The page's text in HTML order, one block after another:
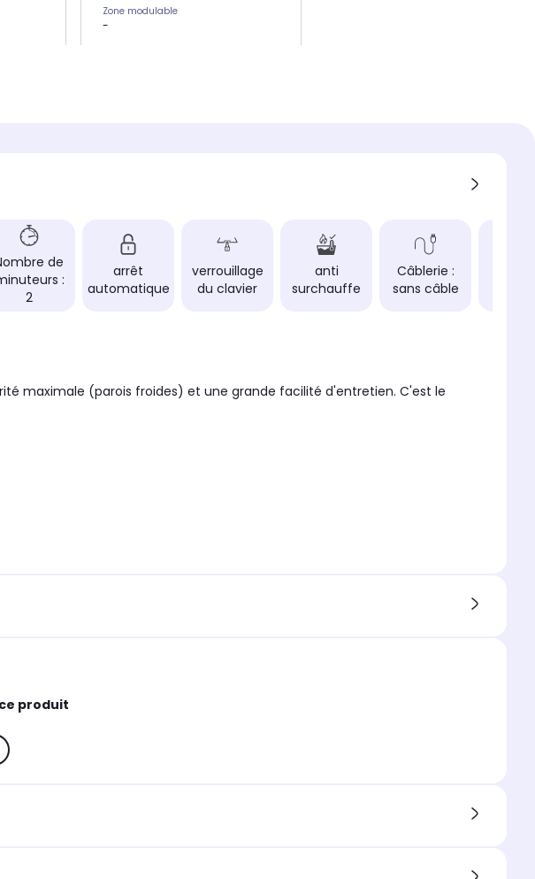
Zone modulable
-
Nombre de minuteurs
de
:
2
arrêt
automatique
verrouillage
du clavier
anti
surchauffe
Câblerie :
sans câble
maximale (parois froides) et une grande facilité d'entretien. C'est le
produit